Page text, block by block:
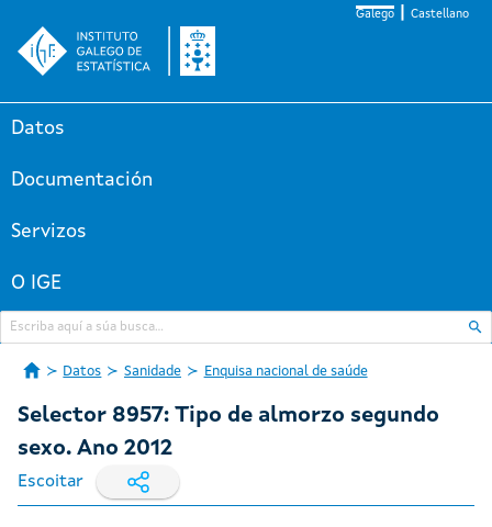
Galego Castellano
Datos
Documentación
Servizos
O IGE
Datos Sanidade Enquisa nacional de saúde
Selector 8957: Tipo de almorzo segundo
sexo. Ano 2012
Escoitar